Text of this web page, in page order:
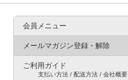
会員メニュー
メールマガジン登録・解除
ご利用ガイド
支払い方法 / 配送方法 / 会社概要